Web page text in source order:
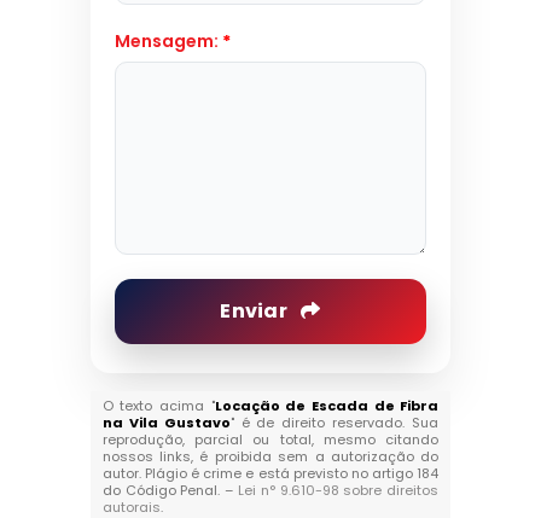
Mensagem: *
Enviar
O texto acima "Locação de Escada de Fibra
na Vila Gustavo" é de direito reservado. Sua
reprodução, parcial ou total, mesmo citando
nossos links, é proibida sem a autorização do
autor. Plágio é crime e está previsto no artigo 184
do Código Penal. – Lei n° 9.610-98 sobre direitos
autorais.